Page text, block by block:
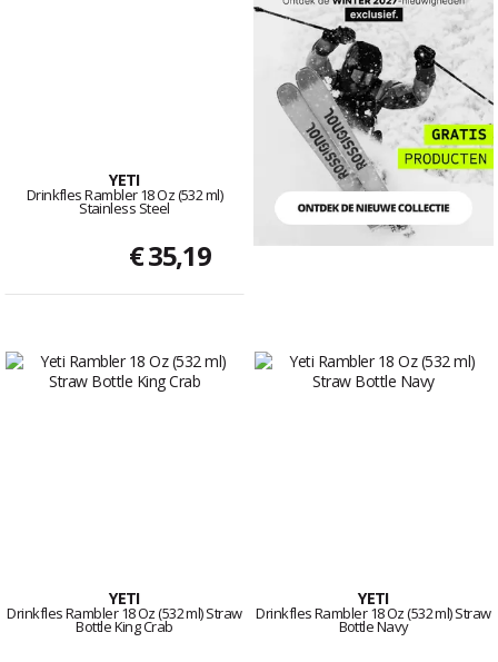
YETI
Drinkfles Rambler 18 Oz (532 ml)
Stainless Steel
€ 35,19
YETI
Drinkfles Rambler 18 Oz (532 ml) Straw
Bottle King Crab
YETI
Drinkfles Rambler 18 Oz (532 ml) Straw
Bottle Navy